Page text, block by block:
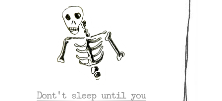
Dont’t sleep until you